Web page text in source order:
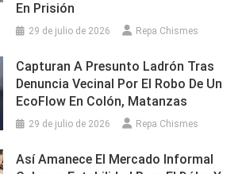
En Prisión
29 de julio de 2026 Repa Chismes
Capturan A Presunto Ladrón Tras
Denuncia Vecinal Por El Robo De Un
EcoFlow En Colón, Matanzas
29 de julio de 2026 Repa Chismes
Así Amanece El Mercado Informal